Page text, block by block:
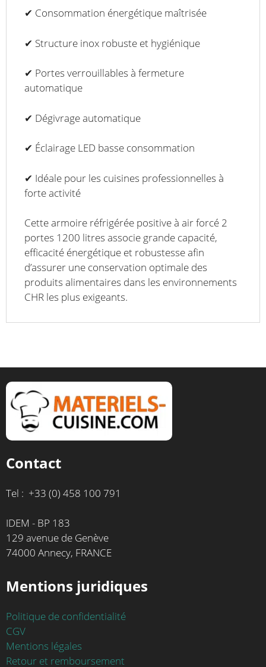
✔ Consommation énergétique maîtrisée
✔ Structure inox robuste et hygiénique
✔ Portes verrouillables à fermeture
automatique
✔ Dégivrage automatique
✔ Éclairage LED basse consommation
✔ Idéale pour les cuisines professionnelles à
forte activité
Cette armoire réfrigérée positive à air forcé 2
portes 1200 litres associe grande capacité,
efficacité énergétique et robustesse afin
d’assurer une conservation optimale des
produits alimentaires dans les environnements
CHR les plus exigeants.
Contact
Tel : +33 (0) 458 100 791
IDEM - BP 183
129 avenue de Genève
74000 Annecy, FRANCE
Mentions juridiques
Politique de confidentialité
CGV
Mentions légales
Retour et remboursement